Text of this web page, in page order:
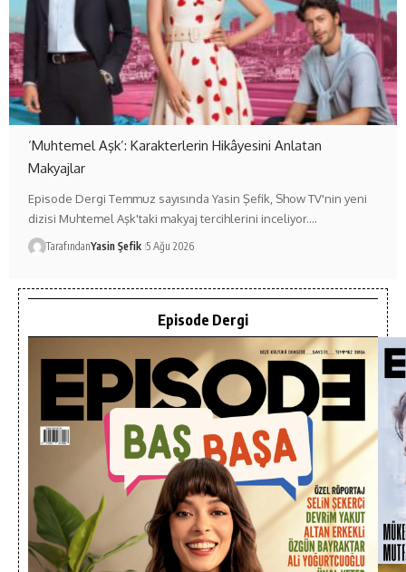
‘Muhtemel Aşk’: Karakterlerin Hikâyesini Anlatan
Makyajlar
Episode Dergi Temmuz sayısında Yasin Şefik, Show TV'nin yeni
dizisi Muhtemel Aşk'taki makyaj tercihlerini inceliyor.…
TarafındanYasin Şefik 5 Ağu 2026
Episode Dergi